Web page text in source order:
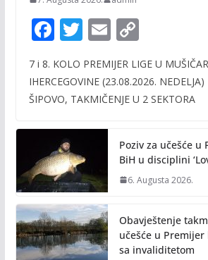
F
e
b
o
k
T
itt
er
E
ai
l
C
p
y
n
k
7 i 8. KOLO PREMIJER LIGE U
IHERCEGOVINE (23.08.2026. NEDELJA)
ŠIPOVO, TAKMIČENJE U 2 SEKTORA
Poziv za učešće u
BiH u disciplini
6. Augusta 2026.
Obavještenje
učešće u Premijer
sa invaliditetom